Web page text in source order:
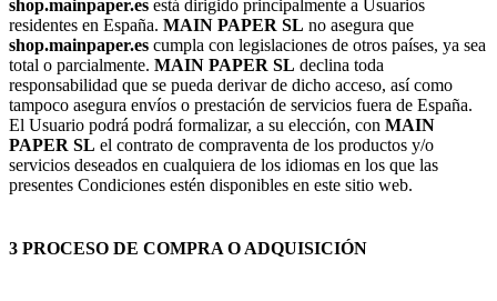
shop.mainpaper.es está dirigido principalmente a Usuarios
residentes en España. MAIN PAPER SL no asegura que
shop.mainpaper.es cumpla con legislaciones de otros países, ya sea
total o parcialmente. MAIN PAPER SL declina toda
responsabilidad que se pueda derivar de dicho acceso, así como
tampoco asegura envíos o prestación de servicios fuera de España.
El Usuario podrá podrá formalizar, a su elección, con MAIN
PAPER SL el contrato de compraventa de los productos y/o
servicios deseados en cualquiera de los idiomas en los que las
presentes Condiciones estén disponibles en este sitio web.
3 PROCESO DE COMPRA O ADQUISICIÓN